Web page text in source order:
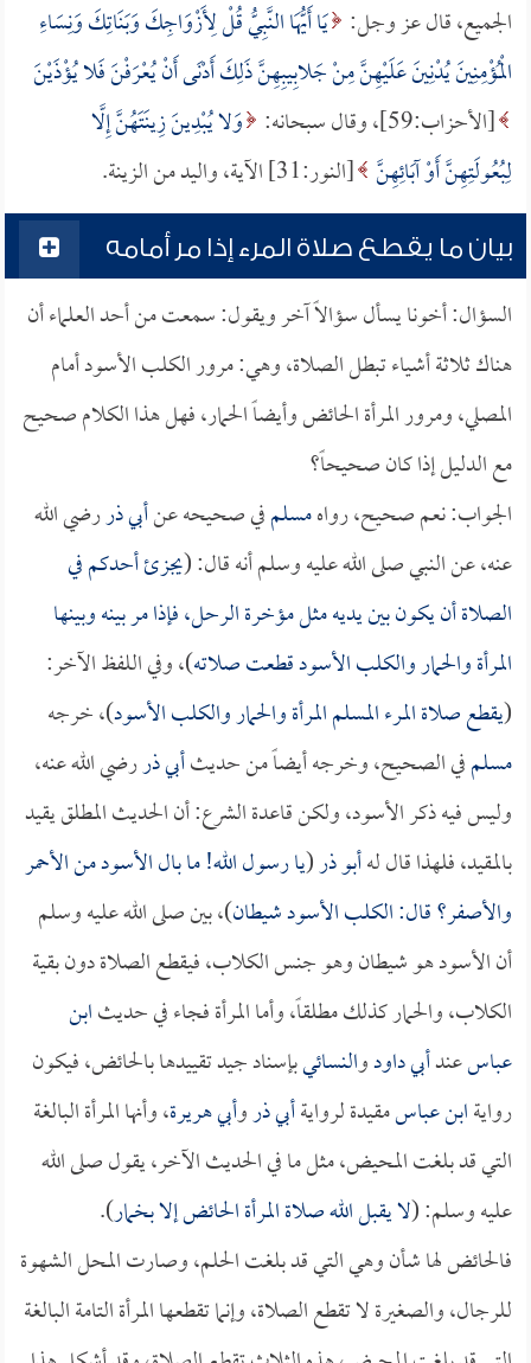
الجميع، قال عز وجل: يَا أَيُّهَا النَّبِيُّ قُلْ لِأَزْوَاجِكَ وَبَنَاتِكَ وَنِسَاءِ
الْمُؤْمِنِينَ يُدْنِينَ عَلَيْهِنَّ مِنْ جَلابِيبِهِنَّ ذَلِكَ أَدْنَى أَنْ يُعْرَفْنَ فَلا يُؤْذَيْنَ
[الأحزاب:59]، وقال سبحانه:
وَلا يُبْدِينَ زِينَتَهُنَّ إِلَّا
لِبُعُولَتِهِنَّ أَوْ آبَائِهِنَّ [النور:31] الآية، واليد من الزينة.
بيان ما يقطع صلاة المرء إذا مر أمامه
السؤال: أخونا يسأل سؤالاً آخر ويقول: سمعت من أحد العلماء أن
هناك ثلاثة أشياء تبطل الصلاة، وهي: مرور الكلب الأسود أمام
المصلي، ومرور المرأة الحائض وأيضاً الحمار، فهل هذا الكلام صحيح
مع الدليل إذا كان صحيحاً؟
الجواب: نعم صحيح، رواهمسلمفي صحيحه عنأبي ذررضي الله
عنه، عن النبي صلى الله عليه وسلم أنه قال: (يجزئ أحدكم في
الصلاة أن يكون بين يديه مثل مؤخرة الرحل، فإذا مر بينه وبينها
المرأة والحمار والكلب الأسود قطعت صلاته)، وفي اللفظ الآخر:
(يقطع صلاة المرء المسلم المرأة والحمار والكلب الأسود)، خرجه
مسلمفي الصحيح، وخرجه أيضاً من حديثأبي ذررضي الله عنه،
وليس فيه ذكر الأسود، ولكن قاعدة الشرع: أن الحديث المطلق يقيد
بالمقيد، فلهذا قال لهأبو ذر(يا رسول الله! ما بال الأسود من الأحمر
والأصفر؟ قال: الكلب الأسود شيطان)، بين صلى الله عليه وسلم
أن الأسود هو شيطان وهو جنس الكلاب، فيقطع الصلاة دون بقية
الكلاب، والحمار كذلك مطلقاً، وأما المرأة فجاء في حديثابن
عباسعندأبي داودوالنسائيبإسناد جيد تقييدها بالحائض، فيكون
روايةابن عباسمقيدة لروايةأبي ذروأبي هريرة، وأنها المرأة البالغة
التي قد بلغت المحيض، مثل ما في الحديث الآخر، يقول صلى الله
عليه وسلم: (لا يقبل الله صلاة المرأة الحائض إلا بخمار).
فالحائض لها شأن وهي التي قد بلغت الحلم، وصارت المحل الشهوة
للرجال، والصغيرة لا تقطع الصلاة، وإنما تقطعها المرأة التامة البالغة